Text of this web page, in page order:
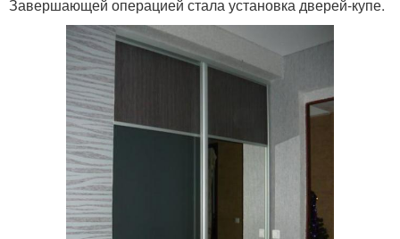
Завершающей операцией стала установка дверей-купе.